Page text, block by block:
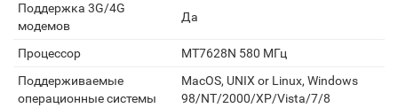
Поддержка 3G/4G
модемов
Да
Процессор
MT7628N 580 МГц
Поддерживаемые
операционные системы
MacOS, UNIX or Linux, Windows
98/NT/2000/XP/Vista/7/8